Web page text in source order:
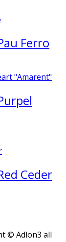
Ferro
Ceder
© Adlon3 all